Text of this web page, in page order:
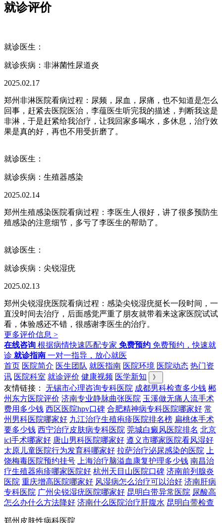
就诊评价
就诊医生：
就诊疾病： 非淋菌性尿道炎
2025.02.17
郑州非淋医院看病过程：尿频，尿血，尿痛，也不知道是怎么
回事，赶紧去医院医治，李蕴医生听完我的描述，判断我这是
非淋，于是赶紧给我治疗，让我回家多喝水，多休息，治疗效
果是真的好，再也不用受折磨了。
就诊医生：
就诊疾病： 生殖器感染
2025.02.14
郑州生殖感染医院看病过程：李医生人很好，讲了很多预防生
殖感染的注意细节，多亏了李医生的帮助了。
就诊医生：
就诊疾病： 尖锐湿疣
2025.02.13
郑州尖锐湿疣医院看病过程：感染尖锐湿疣挺长一段时间，一
直没时间去治疗，后面感觉严重了朋友就带着来这家医院试试
看，体验感还不错，很感谢李医生的治疗。
更多评价信息 >
在线咨询 根据病情快速匹配专家 免费预约 免费预约，快速就
诊 就诊指南 一对一指导，放心就医
首页 医院简介 医生团队 就医指南 医院环境 医院动态 热门资
讯 医院科室 就诊评价 健康视频 医学新知 》
友情链接： 无锡市心理咨询专科医院 成都男科检查多少钱 郴
州东方医院评价 济南专业静脉曲张医院 玉溪做无痛人流手术
费用多少钱 西区医院hpv口碑 合肥精神病专科医院哪家好 常
州男科医院哪家好 九江治疗生殖疱疹医院排名榜 扁桃体手术
要多少钱 西宁治疗皮肤病专科医院 莞城白癜风医院排名 北京
icl手术哪家好 唐山男科医院哪家好 遵义市哪家医院看风湿好
太原儿童医院行为发育科哪家好 拉萨治疗泌尿感染的医院
上
饶梅毒医院预约挂号
上海治疗脑溢血康复护理多少钱 南昌治
疗生殖器疱疹哪家医院好 杭州天目山医院口碑 济南前列腺炎
医院 重庆增高医院哪家好 风湿病怎么治疗可以治好 济南肝病
专科医院 广州尖锐湿疣医院哪家好 昆明白带异常医院 尿酸高
怎么办什么方法降好 济南什么医院治疗肝腹水 昆明白带检查
郑州皮肤性病科医院